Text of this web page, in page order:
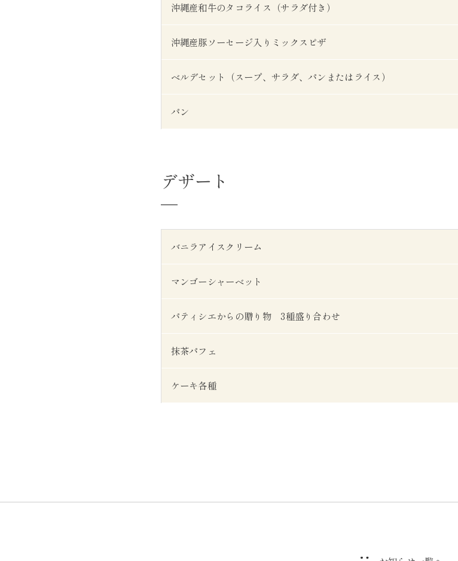
沖縄産和牛のタコライス（サラダ付き）
沖縄産豚ソーセージ入りミックスピザ
ベルデセット（スープ、サラダ、パンまたはライス）
パン
デザート
バニラアイスクリーム
マンゴーシャーベット
パティシエからの贈り物 3種盛り合わせ
抹茶パフェ
ケーキ各種